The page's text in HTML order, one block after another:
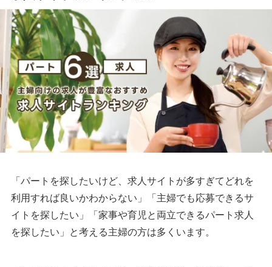
「パートを探したいけど、求人サイトが多すぎてどれを
利用すれば良いかわからない」「主婦でも応募できるサ
イトを探したい」「家事や育児と両立できるパート求人
を探したい」と考える主婦の方は多くいます。